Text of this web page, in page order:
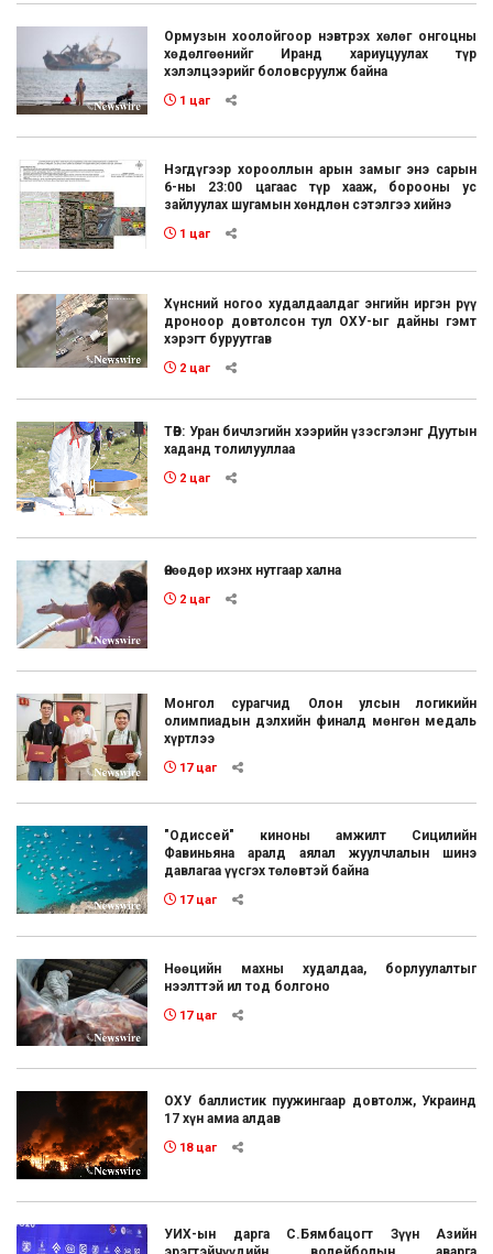
Ормузын хоолойгоор нэвтрэх хөлөг онгоцны
хөдөлгөөнийг Иранд хариуцуулах түр
хэлэлцээрийг боловсруулж байна
1 цаг
Нэгдүгээр хорооллын арын замыг энэ сарын
6-ны 23:00 цагаас түр хааж, борооны ус
зайлуулах шугамын хөндлөн сэтэлгээ хийнэ
1 цаг
Хүнсний ногоо худалдаалдаг энгийн иргэн рүү
дроноор довтолсон тул ОХУ-ыг дайны гэмт
хэрэгт буруутгав
2 цаг
ТӨВ: Уран бичлэгийн хээрийн үзэсгэлэнг Дуутын
хаданд толилууллаа
2 цаг
Өнөөдөр ихэнх нутгаар хална
2 цаг
Монгол сурагчид Олон улсын логикийн
олимпиадын дэлхийн финалд мөнгөн медаль
хүртлээ
17 цаг
"Одиссей" киноны амжилт Сицилийн
Фавиньяна аралд аялал жуулчлалын шинэ
давлагаа үүсгэх төлөвтэй байна
17 цаг
Нөөцийн махны худалдаа, борлуулалтыг
нээлттэй ил тод болгоно
17 цаг
ОХУ баллистик пуужингаар довтолж, Украинд
17 хүн амиа алдав
18 цаг
УИХ-ын дарга С.Бямбацогт Зүүн Азийн